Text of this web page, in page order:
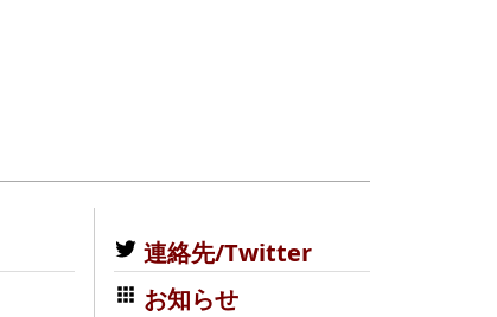
連絡先/Twitter
お知らせ